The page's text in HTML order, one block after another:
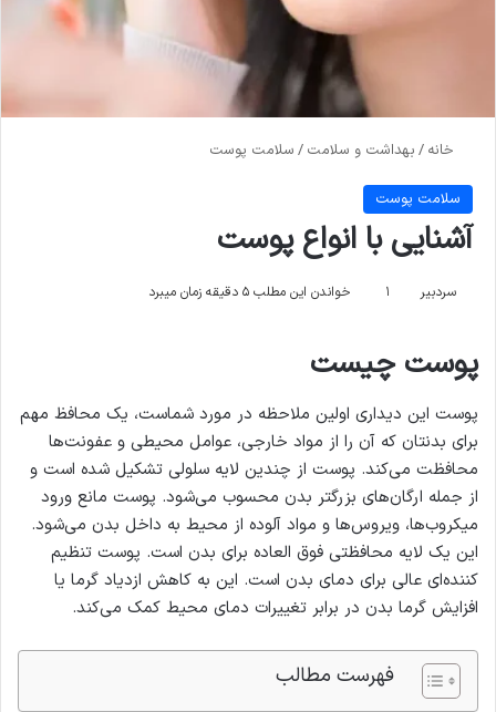
خانه / بهداشت و سلامت / سلامت پوست
سلامت پوست
آشنایی با انواع پوست
سردبیر ۱ خواندن این مطلب ۵ دقیقه زمان میبرد
پوست چیست
پوست این دیداری اولین ملاحظه در مورد شماست، یک محافظ مهم
برای بدنتان که آن را از مواد خارجی، عوامل محیطی و عفونت‌ها
محافظت می‌کند. پوست از چندین لایه سلولی تشکیل شده است و
از جمله ارگان‌های بزرگتر بدن محسوب می‌شود. پوست مانع ورود
میکروب‌ها، ویروس‌ها و مواد آلوده از محیط به داخل بدن می‌شود.
این یک لایه محافظتی فوق العاده برای بدن است. پوست تنظیم
کننده‌ای عالی برای دمای بدن است. این به کاهش ازدیاد گرما یا
افزایش گرما بدن در برابر تغییرات دمای محیط کمک می‌کند.
فهرست مطالب